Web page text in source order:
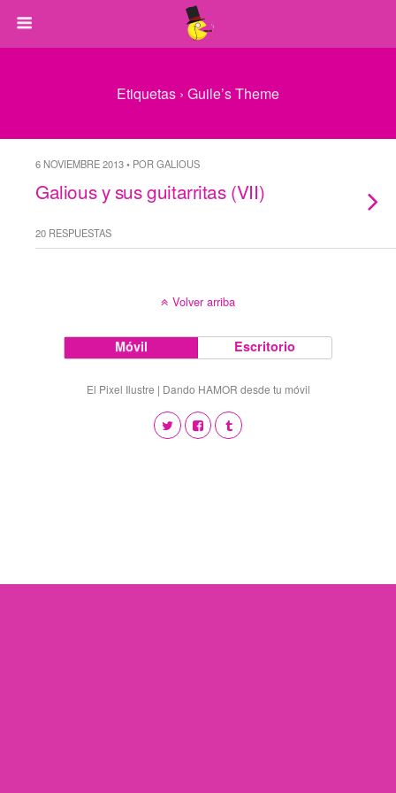
Etiquetas › Guile’s Theme
6 NOVIEMBRE 2013 • POR GALIOUS
Galious y sus guitarritas (VII)
20 RESPUESTAS
Volver arriba
Móvil Escritorio
El Pixel Ilustre | Dando HAMOR desde tu móvil